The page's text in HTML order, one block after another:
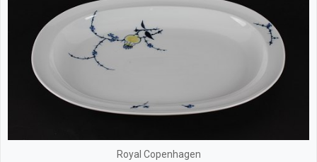
Royal Copenhagen